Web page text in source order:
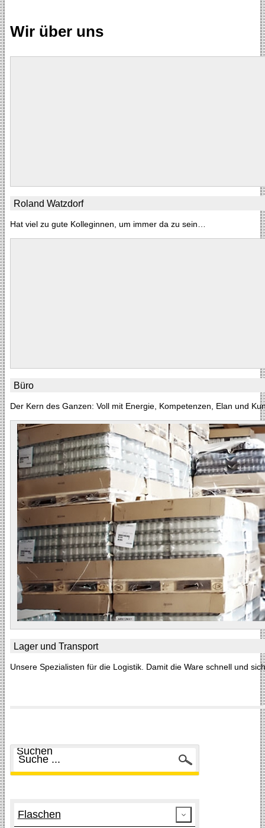
Wir über uns
Roland Watzdorf
Hat viel zu gute Kolleginnen, um immer da zu sein…
Büro
Der Kern des Ganzen: Voll mit Energie, Kompetenzen, Elan und
Lager und Transport
Unsere Spezialisten für die Logistik. Damit die Ware schnell und
Suchen
Flaschen